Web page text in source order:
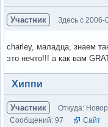
Участник Здесь с 2006-
charley, маладца, знаем
это нечто!!! а как вам
Вне форума
Хиппи
Участник Откуда:
Сообщений: 97
Сайт